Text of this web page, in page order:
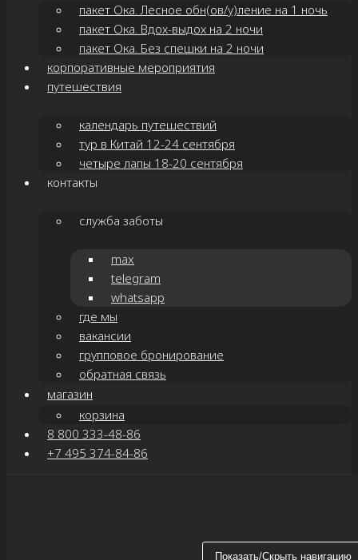
пакет Ока. Лесное обн(ов/у)ление на 1 ночь
пакет Ока. Вдох-выдох на 2 ночи
пакет Ока. Без спешки на 2 ночи
корпоративные мероприятия
путешествия
календарь путешествий
тур в Китай 12-24 сентября
четыре лапы 18-20 сентября
контакты
служба заботы
max
telegram
whatsapp
где мы
вакансии
групповое бронирование
обратная связь
магазин
корзина
8 800 333-48-86
+7 495 374-84-86
Показать/Скрыть навигацию